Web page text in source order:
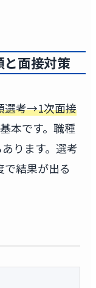
面接対策
選考→1次面接
本です。職種
ります。選考
結果が出る